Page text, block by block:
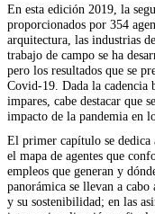
En esta edición 2019, la
proporcionados por 354
arquitectura, las industrias
trabajo de campo se ha
pero los resultados que se
Covid-19. Dada la cadencia
impares, cabe destacar que
impacto de la pandemia en
El primer capítulo se dedica
el mapa de agentes que
empleos que generan y
panorámica se llevan a
y su sostenibilidad; en las